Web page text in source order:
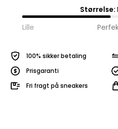
Størrelse:
Lille
100% sikker betaling
Prisgaranti
Fri fragt på sneakers